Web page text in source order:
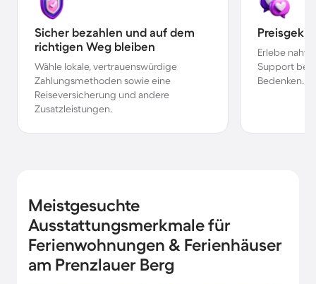
Sicher bezahlen und auf dem
richtigen Weg bleiben
Wähle lokale, vertrauenswürdige
Zahlungsmethoden sowie eine
Reiseversicherung und andere
Zusatzleistungen.
Erlebe
Support bei
Bedenken.
Meistgesuchte
Ausstattungsmerkmale für
Ferienwohnungen & Ferienhäuser
am Prenzlauer Berg